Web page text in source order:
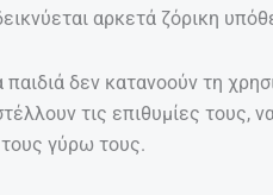
αρκετά ζόρικη
παιδιά δεν κατανοούν τη
τις επιθυμίες τους,
γύρω τους.